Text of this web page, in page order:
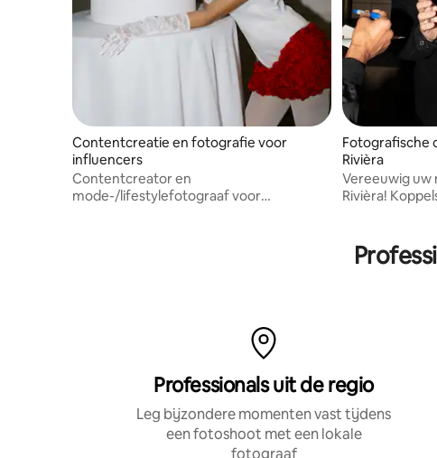
Contentcreatie en fotografie voor
influencers
Contentcreator en
mode-/lifestylefotograaf voor
Fotografische
Rivièra
Vereeuwig uw
Rivièra!
geleverd, op
plaatsen.
Professionals uit de regio
Leg bijzondere momenten vast tijdens
een fotoshoot met een lokale
fotograaf